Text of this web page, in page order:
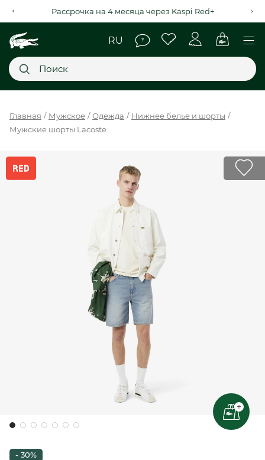
Рассрочка на 4 месяца через Kaspi Red+
НОВИНКИ
SALE
МЫ LACOSTE
Главная Мужское Одежда
Нижнее белье и шорты
Мужские шорты Lacoste
+
- 30%